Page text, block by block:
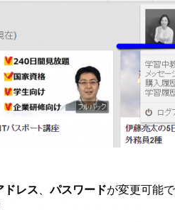
ドレス 、パスワードが変更可能